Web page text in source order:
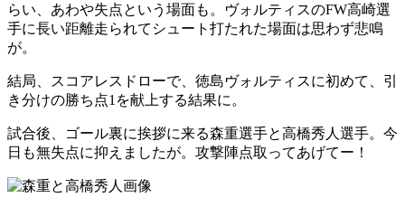
らい、あわや失点という場面も。ヴォルティスのFW高崎選
手に長い距離走られてシュート打たれた場面は思わず悲鳴
が。
結局、スコアレスドローで、徳島ヴォルティスに初めて、引
き分けの勝ち点1を献上する結果に。
試合後、ゴール裏に挨拶に来る森重選手と高橋秀人選手。今
日も無失点に抑えましたが。攻撃陣点取ってあげてー！